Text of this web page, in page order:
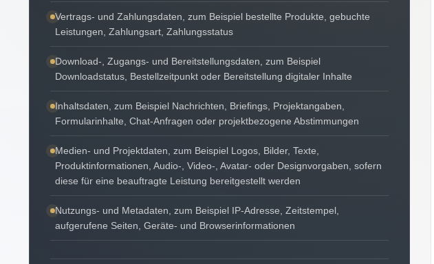
Vertrags- und Zahlungsdaten, zum Beispiel bestellte Produkte, gebuchte
Leistungen, Zahlungsart, Zahlungsstatus
Download-, Zugangs- und Bereitstellungsdaten, zum Beispiel
Downloadstatus, Bestellzeitpunkt oder Bereitstellung digitaler Inhalte
Inhaltsdaten, zum Beispiel Nachrichten, Briefings, Projektangaben,
Formularinhalte, Chat-Anfragen oder projektbezogene Abstimmungen
Medien- und Projektdaten, zum Beispiel Logos, Bilder, Texte,
Produktinformationen, Audio-, Video-, Avatar- oder Designvorgaben, sofern
diese für eine beauftragte Leistung bereitgestellt werden
Nutzungs- und Metadaten, zum Beispiel IP-Adresse, Zeitstempel,
aufgerufene Seiten, Geräte- und Browserinformationen